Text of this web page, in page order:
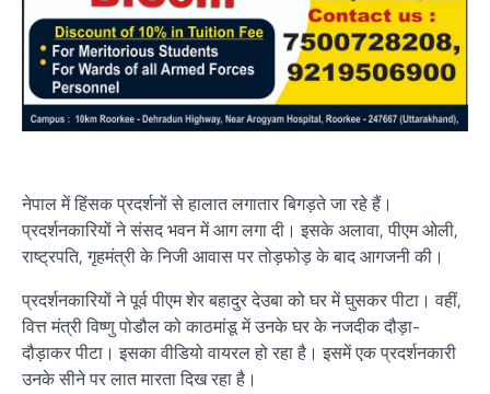
नेपाल में हिंसक प्रदर्शनों से हालात लगातार बिगड़ते जा रहे हैं।
प्रदर्शनकारियों ने संसद भवन में आग लगा दी। इसके अलावा, पीएम ओली,
राष्ट्रपति, गृहमंत्री के निजी आवास पर तोड़फोड़ के बाद आगजनी की।
प्रदर्शनकारियों ने पूर्व पीएम शेर बहादुर देउबा को घर में घुसकर पीटा। वहीं,
वित्त मंत्री विष्णु पोडौल को काठमांडू में उनके घर के नजदीक दौड़ा-
दौड़ाकर पीटा। इसका वीडियो वायरल हो रहा है। इसमें एक प्रदर्शनकारी
उनके सीने पर लात मारता दिख रहा है।